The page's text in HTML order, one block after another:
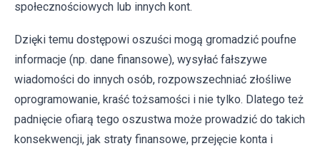
społecznościowych lub innych kont.
Dzięki temu dostępowi oszuści mogą gromadzić poufne
informacje (np. dane finansowe), wysyłać fałszywe
wiadomości do innych osób, rozpowszechniać złośliwe
oprogramowanie, kraść tożsamości i nie tylko. Dlatego też
padnięcie ofiarą tego oszustwa może prowadzić do takich
konsekwencji, jak straty finansowe, przejęcie konta i